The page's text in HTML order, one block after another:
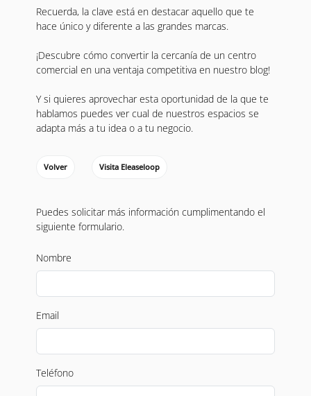
Recuerda, la clave está en destacar aquello que te
hace único y diferente a las grandes marcas.
¡Descubre cómo convertir la cercanía de un centro
comercial en una ventaja competitiva en nuestro blog!
Y si quieres aprovechar esta oportunidad de la que te
hablamos puedes ver cual de nuestros espacios se
adapta más a tu idea o a tu negocio.
Volver Visita Eleaseloop
Puedes solicitar más información cumplimentando el
siguiente formulario.
Nombre
Email
Teléfono